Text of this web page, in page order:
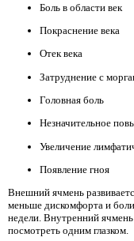
Боль в области век
Покраснение века
Отек века
Затруднение с
Головная боль
Незначительное
Увеличение
Появление гноя
Внешний ячмень
меньше дискомфорта и
недели. Внутренний
посмотреть одним глазком.